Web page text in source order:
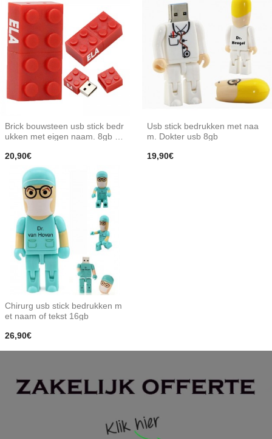
Brick bouwsteen usb stick bedr
ukken met eigen naam. 8gb ro
20,90€
Usb stick bedrukken met naa
m. Dokter usb 8gb
19,90€
Chirurg usb stick bedrukken m
et naam of tekst 16gb
26,90€